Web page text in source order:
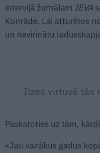
intervijā žurnālam IEVA
Konrāde. Lai atturētos
un nevirinātu
Ilzes virtuvē tās
Paskatoties uz tām,
«Jau vairākus gadus